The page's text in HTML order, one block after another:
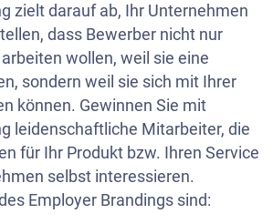
zielt darauf ab, Ihr Unternehmen
dass Bewerber nicht nur
wollen, weil sie eine
sondern weil sie sich mit Ihrer
können. Gewinnen Sie mit
leidenschaftliche Mitarbeiter, die
für Ihr Produkt bzw. Ihren Service
selbst interessieren.
Employer Brandings sind: